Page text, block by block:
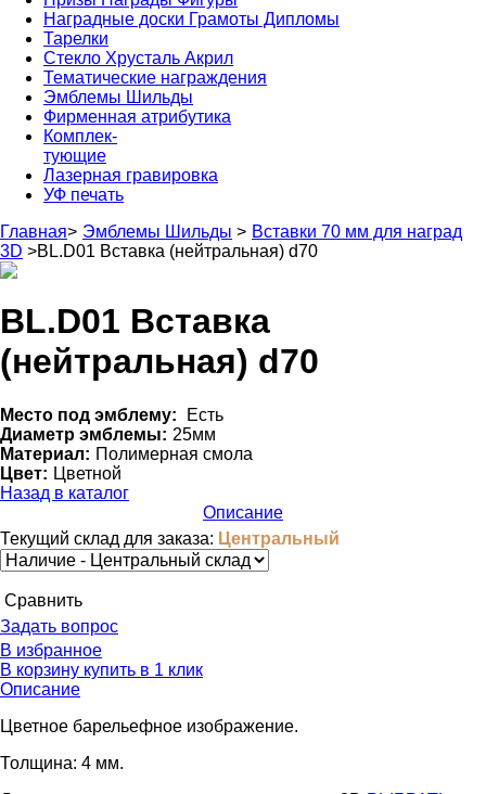
Наградные доски Грамоты Дипломы
Тарелки
Стекло Хрусталь Акрил
Тематические награждения
Эмблемы Шильды
Фирменная атрибутика
Комплек-
тующие
Лазерная гравировка
УФ печать
Главная> Эмблемы Шильды > Вставки 70 мм для наград
3D >BL.D01 Вставка (нейтральная) d70
BL.D01 Вставка
(нейтральная) d70
Место под эмблему:
Eсть
Диаметр эмблемы: 25мм
Материал: Полимерная смола
Цвет: Цветной
Назад в каталог
Описание
Текущий склад для заказа: Центральный
Cравнить
Задать вопрос
В избранное
В корзину купить в 1 клик
Описание
Цветное барельефное изображение.
Толщина: 4 мм.